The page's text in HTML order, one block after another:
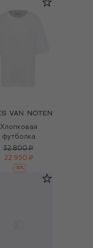
Хлопковая
футболка
32 800 ₽
22 950 ₽
-30%